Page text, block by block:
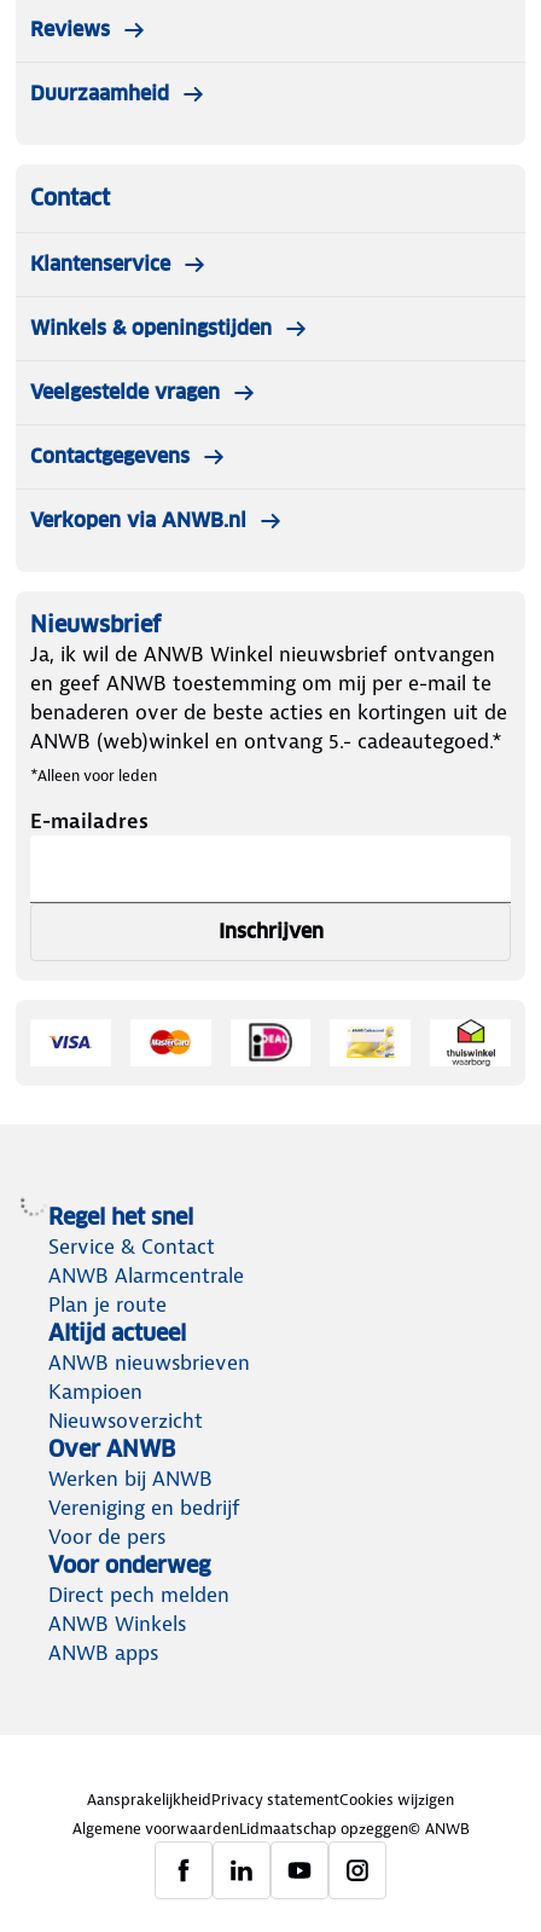
Reviews
Duurzaamheid
Contact
Klantenservice
Winkels & openingstijden
Veelgestelde vragen
Contactgegevens
Verkopen via ANWB.nl
Nieuwsbrief
Ja, ik wil de ANWB Winkel nieuwsbrief ontvangen
en geef ANWB toestemming om mij per e-mail te
benaderen over de beste acties en kortingen uit de
ANWB (web)winkel en ontvang 5.- cadeautegoed.*
*Alleen voor leden
E-mailadres
Inschrijven
Regel het snel
Service & Contact
ANWB Alarmcentrale
Plan je route
Altijd actueel
ANWB nieuwsbrieven
Kampioen
Nieuwsoverzicht
Over ANWB
Werken bij ANWB
Vereniging en bedrijf
Voor de pers
Voor onderweg
Direct pech melden
ANWB Winkels
ANWB apps
AansprakelijkheidPrivacy statementCookies wijzigen
Algemene voorwaardenLidmaatschap opzeggen© ANWB